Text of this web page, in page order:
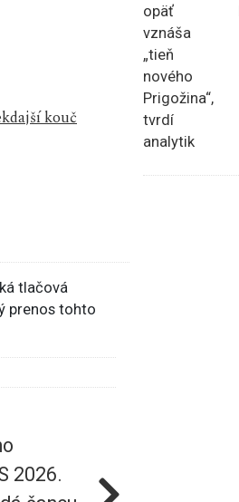
kouč
tlačová
prenos tohto
2026.